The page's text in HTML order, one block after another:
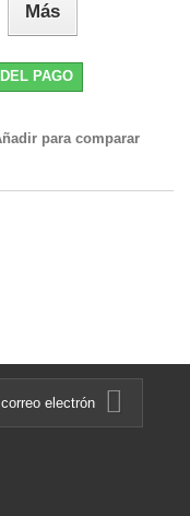
Más
PAGO
para comparar